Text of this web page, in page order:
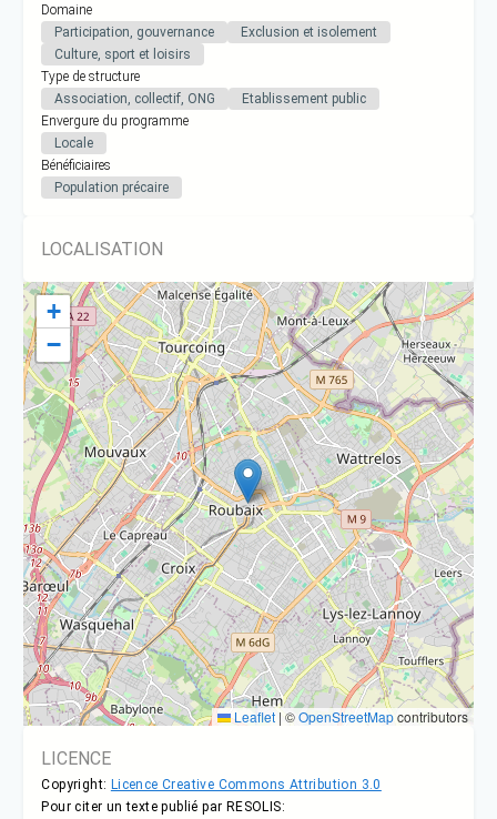
Domaine
Participation, gouvernance
Exclusion et isolement
Culture, sport et loisirs
Type de structure
Association, collectif, ONG
Etablissement public
Envergure du programme
Locale
Bénéficiaires
Population précaire
LOCALISATION
+
−
Leaflet | ©OpenStreetMapcontributors
LICENCE
Copyright: Licence Creative Commons Attribution 3.0
Pour citer un texte publié par RESOLIS: